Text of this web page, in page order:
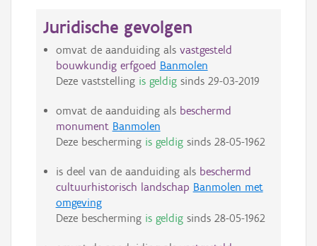
Juridische gevolgen
omvat de aanduiding als vastgesteld
bouwkundig erfgoed Banmolen
Deze vaststelling is geldigsinds 29-03-2019
omvat de aanduiding als beschermd
monument Banmolen
Deze bescherming is geldigsinds 28-05-1962
is deel van de aanduiding als beschermd
cultuurhistorisch landschap Banmolen met
omgeving
Deze bescherming is geldigsinds 28-05-1962